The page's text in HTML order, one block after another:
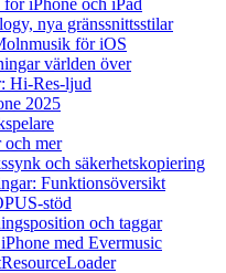
iPhone och iPad
nya gränssnittsstilar
för iOS
världen över
Hi-Res-ljud
2025
och mer
och säkerhetskopiering
Funktionsöversikt
stöd
och taggar
med Evermusic